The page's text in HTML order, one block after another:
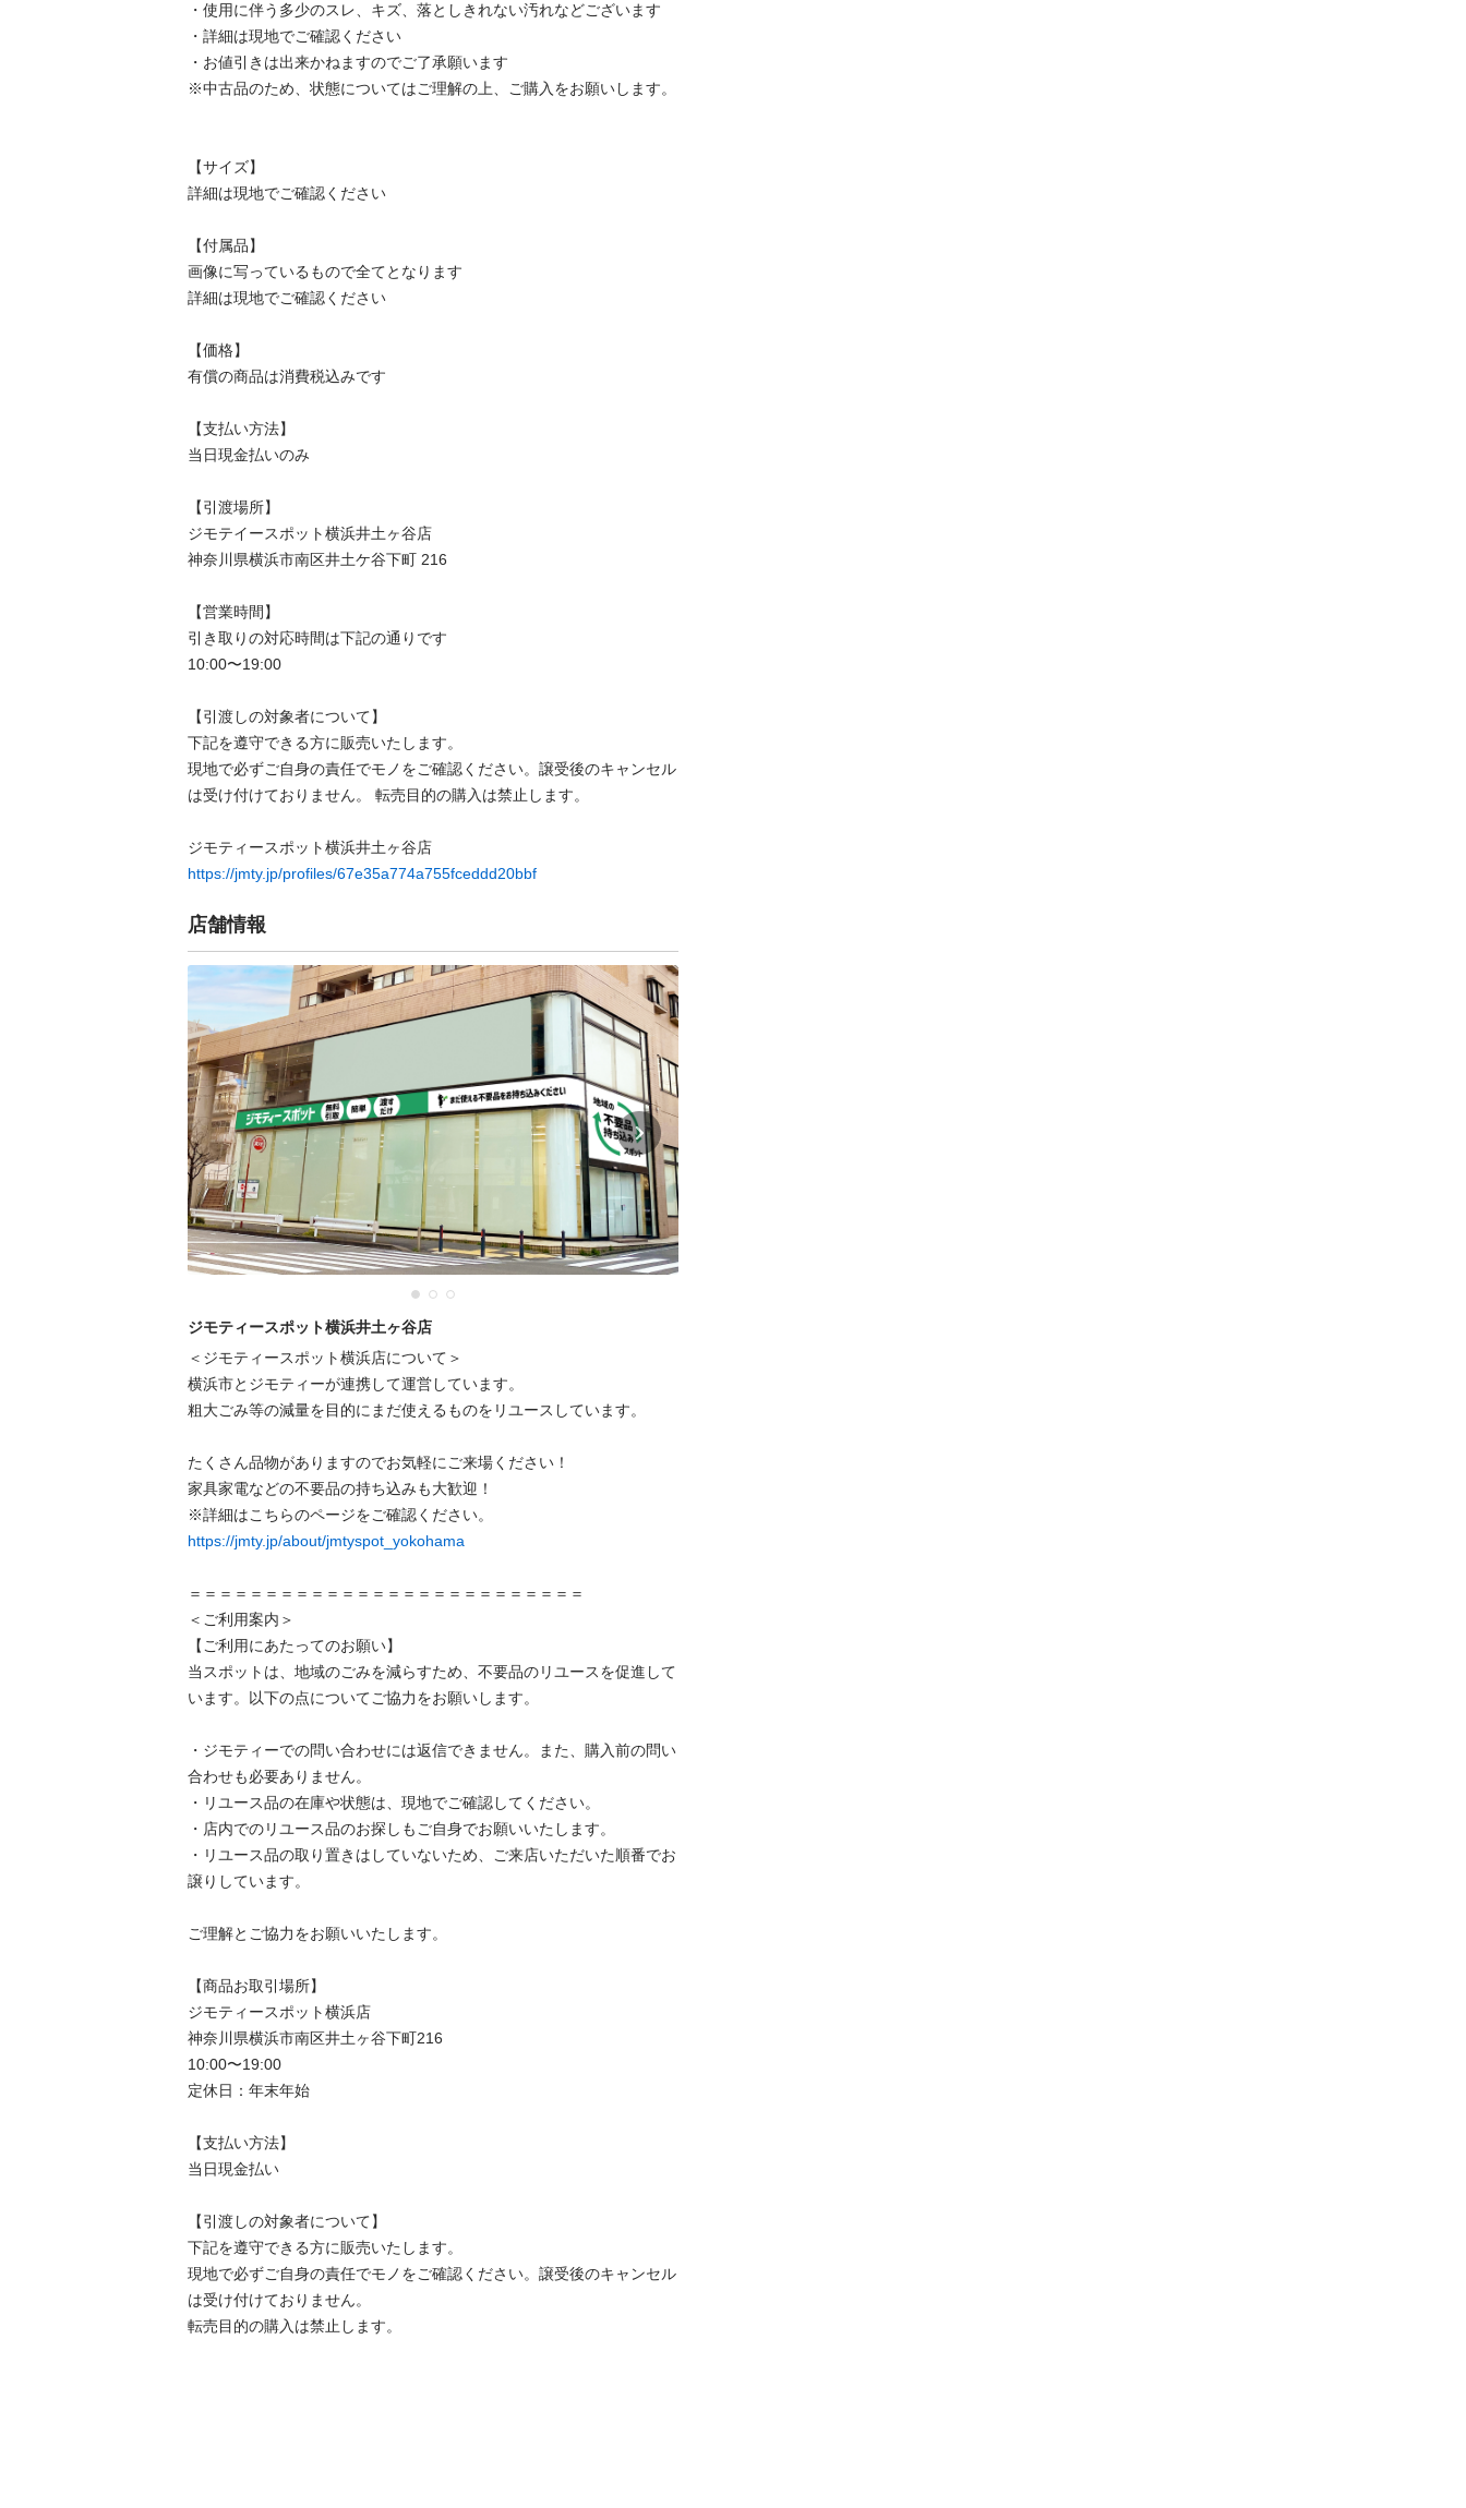
・使用に伴う多少のスレ、キズ、落としきれない汚れなどございます
・詳細は現地でご確認ください
・お値引きは出来かねますのでご了承願います
※中古品のため、状態についてはご理解の上、ご購入をお願いします。
【サイズ】
詳細は現地でご確認ください
【付属品】
画像に写っているもので全てとなります
詳細は現地でご確認ください
【価格】
有償の商品は消費税込みです
【⽀払い⽅法】
当⽇現⾦払いのみ
【引渡場所】
ジモテイースポット横浜井土ヶ谷店
神奈川県横浜市南区井⼟ケ⾕下町 216
【営業時間】
引き取りの対応時間は下記の通りです
10:00〜19:00
【引渡しの対象者について】
下記を遵守できる⽅に販売いたします。
現地で必ずご⾃⾝の責任でモノをご確認ください。譲受後のキャンセル
は受け付けておりません。 転売⽬的の購⼊は禁⽌します。
https://jmty.jp/profiles/67e35a774a755fceddd20bbf
店舗情報
ジモティースポット横浜井土ヶ谷店
＜ジモティースポット横浜店について＞
横浜市とジモティーが連携して運営しています。
粗⼤ごみ等の減量を⽬的にまだ使えるものをリユースしています。
たくさん品物がありますのでお気軽にご来場ください！
家具家電などの不要品の持ち込みも大歓迎！
https://jmty.jp/about/jmtyspot_yokohama
＝＝＝＝＝＝＝＝＝＝＝＝＝＝＝＝＝＝＝＝＝＝＝＝＝＝
＜ご利用案内＞
【ご利用にあたってのお願い】
当スポットは、地域のごみを減らすため、不要品のリユースを促進して
います。以下の点についてご協力をお願いします。
・ジモティーでの問い合わせには返信できません。また、購入前の問い
合わせも必要ありません。
・リユース品の在庫や状態は、現地でご確認してください。
・店内でのリユース品のお探しもご自身でお願いいたします。
・リユース品の取り置きはしていないため、ご来店いただいた順番でお
譲りしています。
ご理解とご協力をお願いいたします。
【商品お取引場所】
ジモティースポット横浜店
神奈川県横浜市南区井土ヶ谷下町216
10:00〜19:00
定休日：年末年始
【⽀払い⽅法】
当日現金払い
【引渡しの対象者について】
下記を遵守できる⽅に販売いたします。
現地で必ずご⾃⾝の責任でモノをご確認ください。譲受後のキャンセル
は受け付けておりません。
転売⽬的の購⼊は禁⽌します。